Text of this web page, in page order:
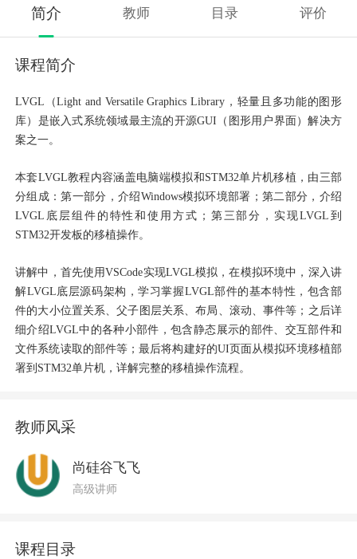
简介 教师 目录 评价
课程简介
LVGL（Light and Versatile Graphics Library，轻量且多功能的图形
库）是嵌入式系统领域最主流的开源GUI（图形用户界面）解决方
案之一。
本套LVGL教程内容涵盖电脑端模拟和STM32单片机移植，由三部
分组成：第一部分，介绍Windows模拟环境部署；第二部分，介绍
LVGL底层组件的特性和使用方式；第三部分，实现LVGL到
STM32开发板的移植操作。
讲解中，首先使用VSCode实现LVGL模拟，在模拟环境中，深入讲
解LVGL底层源码架构，学习掌握LVGL部件的基本特性，包含部
件的大小位置关系、父子图层关系、布局、滚动、事件等；之后详
细介绍LVGL中的各种小部件，包含静态展示的部件、交互部件和
文件系统读取的部件等；最后将构建好的UI页面从模拟环境移植部
署到STM32单片机，详解完整的移植操作流程。
教师风采
尚硅谷飞飞
高级讲师
课程目录